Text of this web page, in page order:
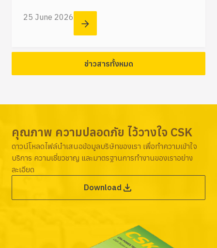
25 June 2026
ข่าวสารทั้งหมด
คุณภาพ ความปลอดภัย ไว้วางใจ CSK
ดาวน์โหลดไฟล์นำเสนอข้อมูลบริษัทของเรา เพื่อทำความเข้าใจ
บริการ ความเชี่ยวชาญ และมาตรฐานการทำงานของเราอย่าง
ละเอียด
Download